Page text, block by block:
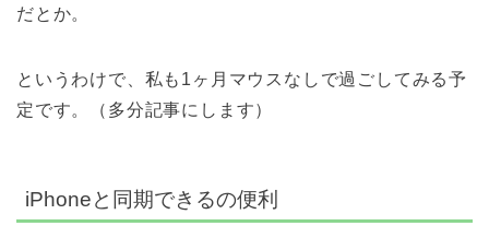
だとか。
というわけで、私も1ヶ月マウスなしで過ごしてみる予
定です。（多分記事にします）
iPhoneと同期できるの便利